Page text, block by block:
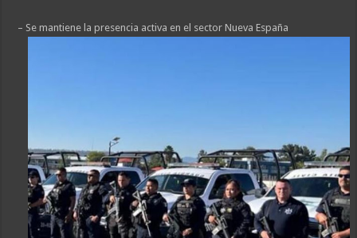
– Se mantiene la presencia activa en el sector Nueva España